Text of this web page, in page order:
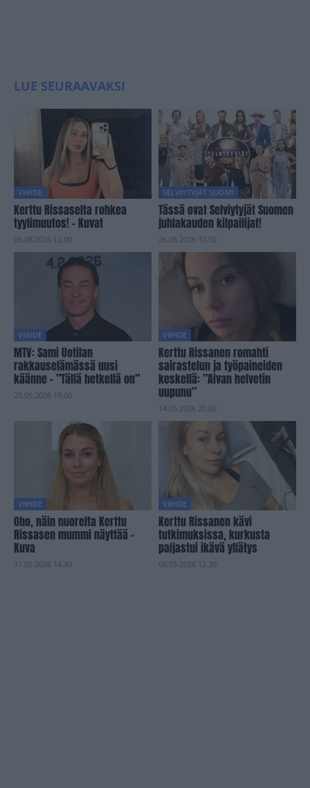
LUE SEURAAVAKSI
VIIHDE
Kerttu Rissaselta rohkea
tyylimuutos! – Kuvat
06.08.2026 12.00
SELVIYTYJÄT SUOMI
Tässä ovat Selviytyjät Suomen
juhlakauden kilpailijat!
26.05.2026 10.50
VIIHDE
MTV: Sami Uotilan
rakkauselämässä uusi
käänne – ”Tällä hetkellä on”
25.05.2026 15.00
VIIHDE
Kerttu Rissanen romahti
sairastelun ja työpaineiden
keskellä: ”Aivan helvetin
uupunu”
14.05.2026 20.00
VIIHDE
Oho, näin nuorelta Kerttu
Rissasen mummi näyttää –
Kuva
11.05.2026 14.30
VIIHDE
Kerttu Rissanen kävi
tutkimuksissa, kurkusta
paljastui ikävä yllätys
09.05.2026 12.20